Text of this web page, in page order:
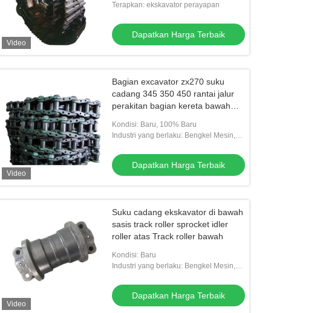
Video
Terapkan: ekskavator perayapan
Dapatkan Harga Terbaik
Video
Bagian excavator zx270 suku
cadang 345 350 450 rantai jalur
perakitan bagian kereta bawah
Kondisi: Baru, 100% Baru
Industri yang berlaku: Bengkel Mesin,
Konstruksi, Lainnya
Dapatkan Harga Terbaik
Video
Suku cadang ekskavator di bawah
sasis track roller sprocket idler
roller atas Track roller bawah
Kondisi: Baru
Industri yang berlaku: Bengkel Mesin,
Konstruksi, Lainnya
Dapatkan Harga Terbaik